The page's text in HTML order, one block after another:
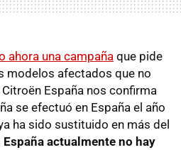
ahora una campaña que pide
modelos afectados que no
España nos confirma
se efectuó en España el año
ha sido sustituido en más del
España actualmente no hay